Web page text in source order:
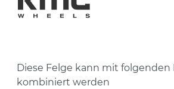
Diese Felge kann mit folgenden
kombiniert werden